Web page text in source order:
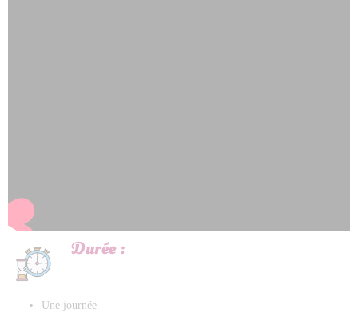
Durée :
Une journée